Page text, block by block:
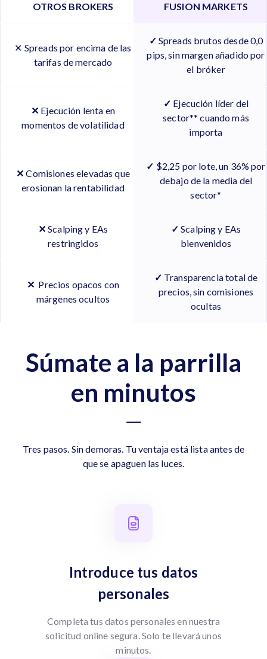
OTROS BROKERS FUSION MARKETS
✕ Spreads por encima de las
tarifas de mercado
✓ Spreads brutos desde 0,0
pips, sin margen añadido por
el bróker
✕ Ejecución lenta en
momentos de volatilidad
✓ Ejecución líder del
sector** cuando más
importa
✕Comisiones elevadas que
erosionan la rentabilidad
✓ $2,25 por lote, un 36% por
debajo de la media del
sector*
✕Scalping y EAs
restringidos
✓ Scalping y EAs
bienvenidos
✕ Precios opacos con
márgenes ocultos
✓ Transparencia total de
precios, sin comisiones
ocultas
Súmate a la parrilla
en minutos
Tres pasos. Sin demoras. Tu ventaja está lista antes de
que se apaguen las luces.
Introduce tus datos
personales
Completa tus datos personales en nuestra
solicitud online segura. Solo te llevará unos
minutos.